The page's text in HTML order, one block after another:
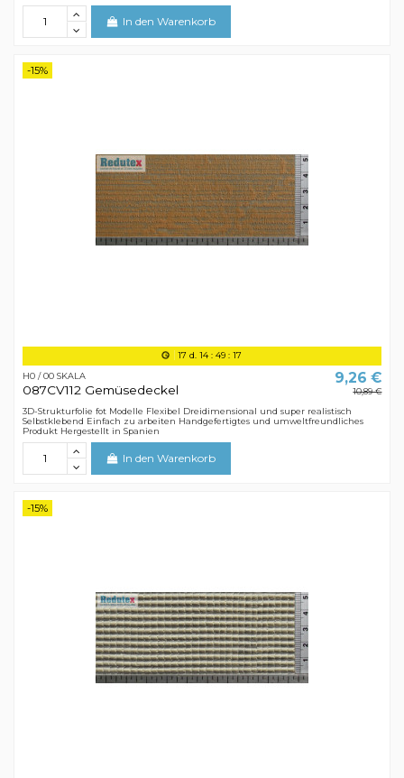
In den Warenkorb
-15%
17 d. 14:49 :16
H0 / 00 SKALA
087CV112 Gemüsedeckel
9,26 €
10,89 €
3D-Strukturfolie fot Modelle Flexibel Dreidimensional und super realistisch
Selbstklebend Einfach zu arbeiten Handgefertigtes und umweltfreundliches
Produkt Hergestellt in Spanien
In den Warenkorb
-15%